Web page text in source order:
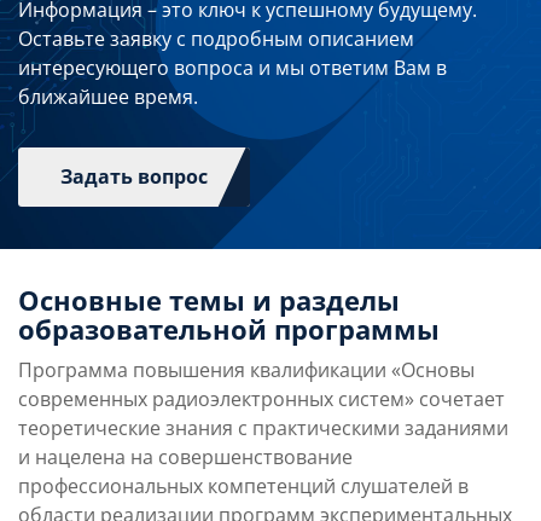
Информация – это ключ к успешному будущему.
Оставьте заявку с подробным описанием
интересующего вопроса и мы ответим Вам в
ближайшее время.
Задать вопрос
Основные темы и разделы
образовательной программы
Программа повышения квалификации «Основы
современных радиоэлектронных систем» сочетает
теоретические знания с практическими заданиями
и нацелена на совершенствование
профессиональных компетенций слушателей в
области реализации программ экспериментальных